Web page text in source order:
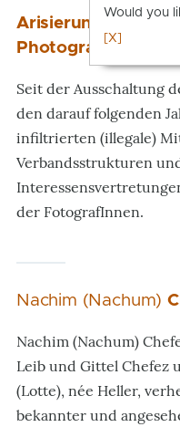
Seit der Ausschaltung
den darauf folgenden
infiltrierten (illegale)
Verbandsstrukturen
der FotografInnen.
Nachim (Nachum)
Nachim (Nachum)
Leib und Gittel Chefez
(Lotte), née Heller,
bekannter und
Would you
[X]